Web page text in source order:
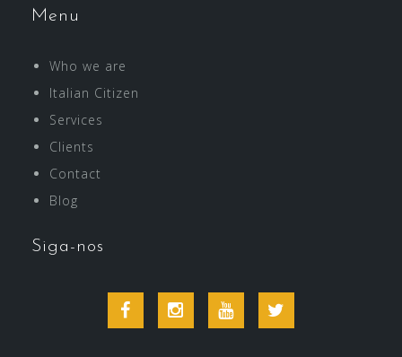
Menu
Who we are
Italian Citizen
Services
Clients
Contact
Blog
Siga-nos
Facebook InstagramYoutube